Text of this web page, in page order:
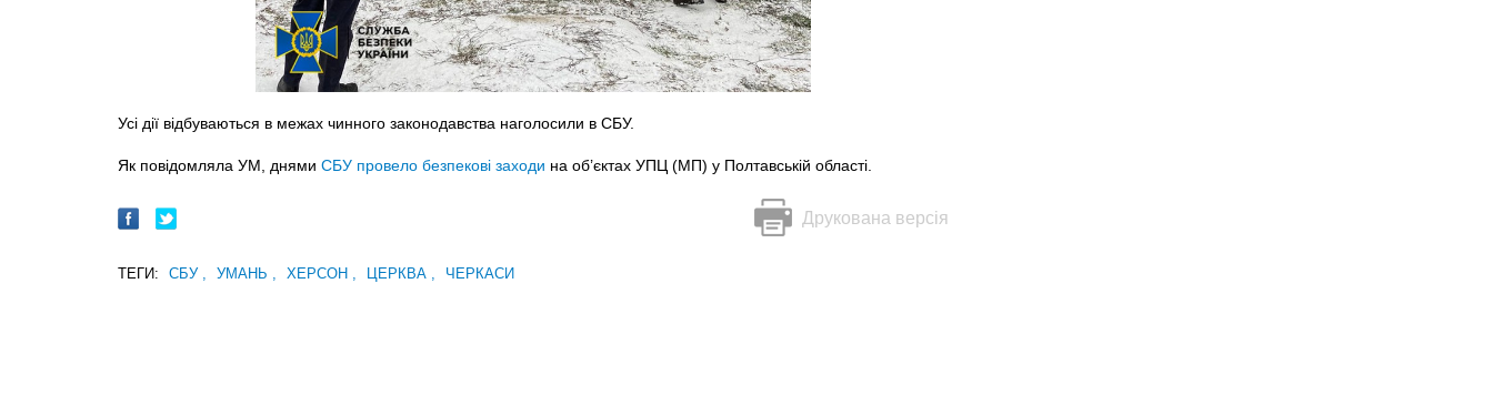
Усі дії відбуваються в межах чинного законодавства наголосили в СБУ.
Як повідомляла УМ, днями СБУ провело безпекові заходи на об’єктах УПЦ (МП) у Полтавській області.
Друкована версія
ТЕГИ: СБУ УМАНЬ ХЕРСОН ЦЕРКВА ЧЕРКАСИ